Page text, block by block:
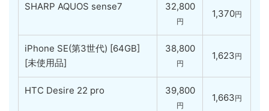
SHARP AQUOS sense7 32,800
円
1,370円
iPhone SE(第3世代) [64GB]
[未使用品]
38,800
円
1,623円
HTC Desire 22 pro 39,800
円
1,663円